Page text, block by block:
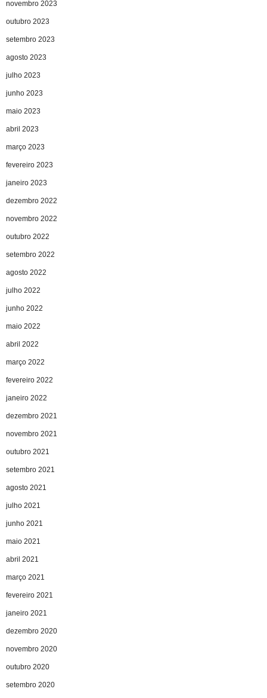
novembro 2023
outubro 2023
setembro 2023
agosto 2023
julho 2023
junho 2023
maio 2023
abril 2023
março 2023
fevereiro 2023
janeiro 2023
dezembro 2022
novembro 2022
outubro 2022
setembro 2022
agosto 2022
julho 2022
junho 2022
maio 2022
abril 2022
março 2022
fevereiro 2022
janeiro 2022
dezembro 2021
novembro 2021
outubro 2021
setembro 2021
agosto 2021
julho 2021
junho 2021
maio 2021
abril 2021
março 2021
fevereiro 2021
janeiro 2021
dezembro 2020
novembro 2020
outubro 2020
setembro 2020